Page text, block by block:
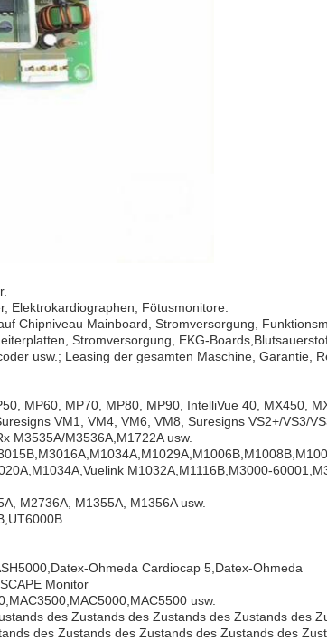
Elektrokardiographen, Fötusmonitore.
Chipniveau Mainboard, Stromversorgung,
Stromversorgung, EKG-
usw.; Leasing der gesamten Maschine, Garantie,
MP60, MP70, MP80, MP90, IntelliVue 40, MX450,
VM1, VM4, VM6, VM8, Suresigns VS2+/VS3/
M3535A/M3536A,M1722A usw.
M1032A,M1116B,M3000-
M2736A, M1355A, M1356A usw.
Ohmeda Cardiocap 5,Datex-Ohmeda
Monitor
usw.
des Zustands des Zustands des Zustands des
des Zustands des Zustands des Zustands des